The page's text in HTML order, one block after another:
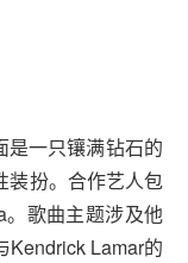
是一只镶满钻石的
装扮。合作艺人包
。歌曲主题涉及他
Kendrick Lamar的